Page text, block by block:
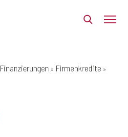
Finanzierungen
Firmenkredite